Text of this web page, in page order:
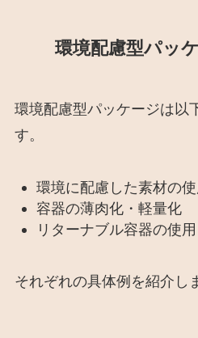
環境配慮型パッ
環境配慮型パッケージは以
す。
環境に配慮した素材の使
容器の薄肉化・軽量化
リターナブル容器の使用
それぞれの具体例を紹介し